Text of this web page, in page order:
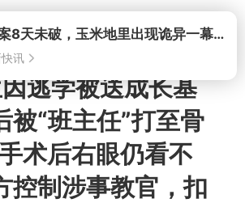
打开西平命案8天未破，玉米地里出现诡异一幕，我突然想起了欧金中
讯
逃学被送成长基
被“班主任”打至骨
术后右眼仍看不
制涉事教官，扣